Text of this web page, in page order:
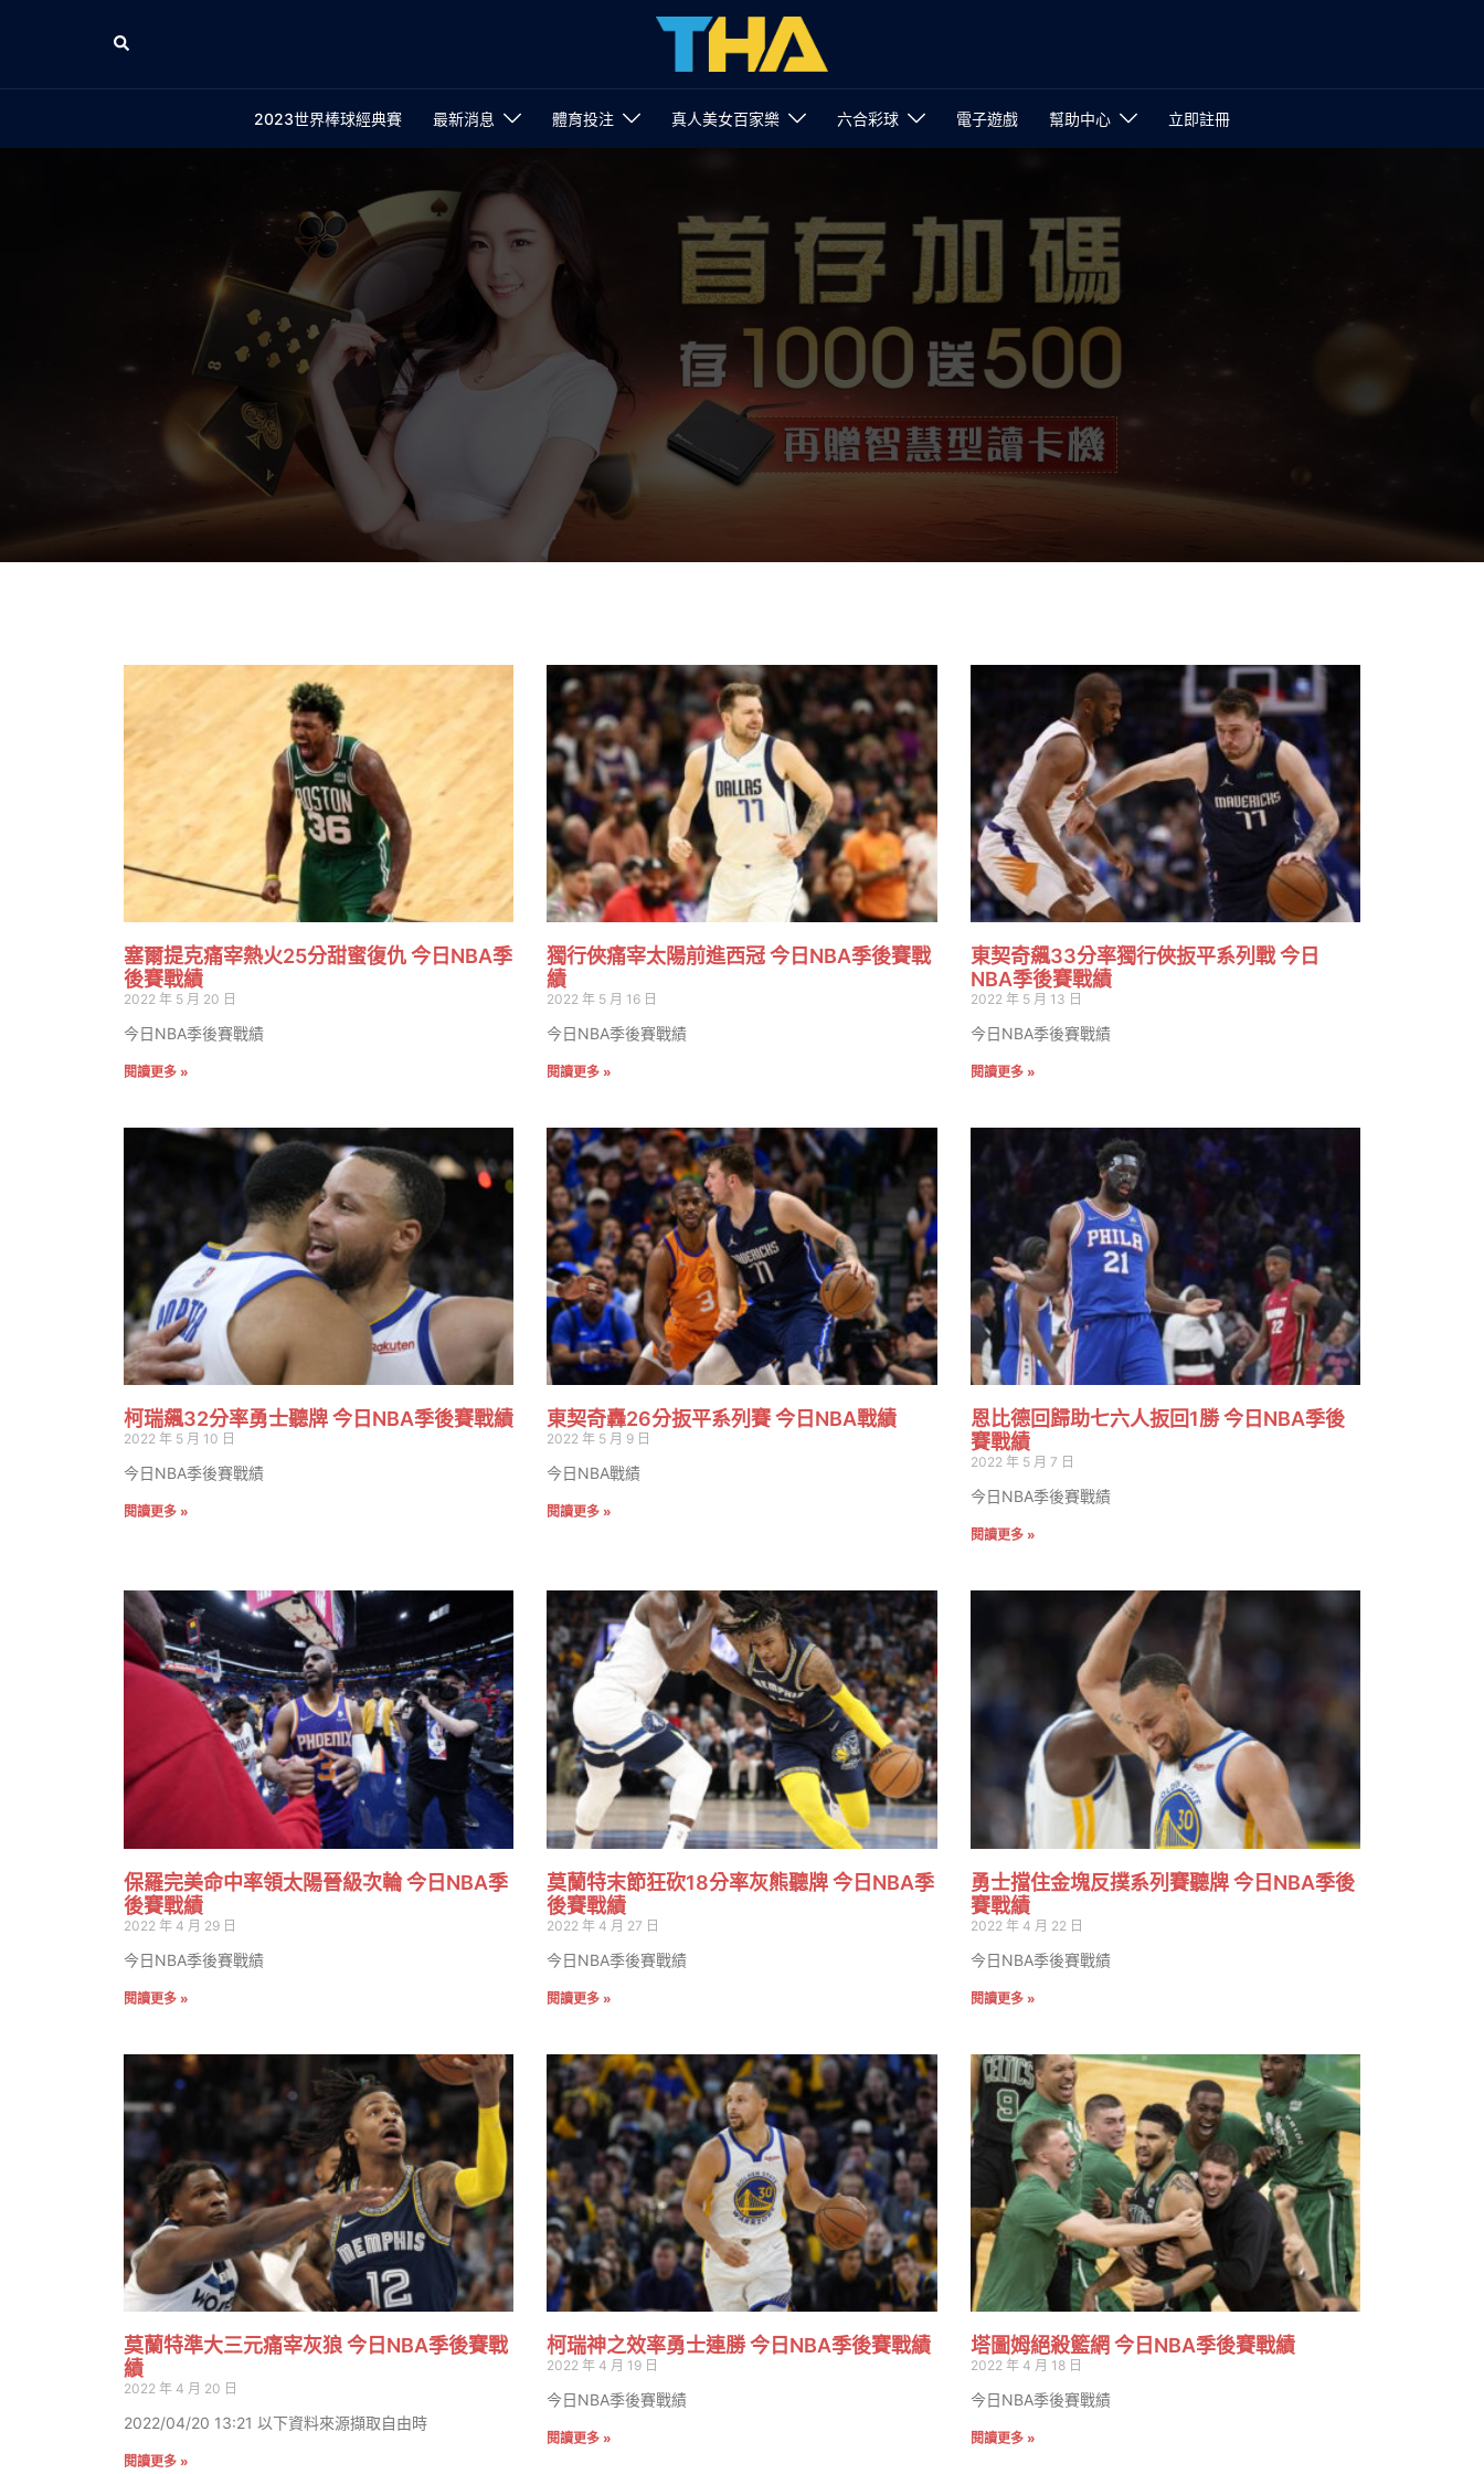
2023世界棒球經典賽 最新消息 體育投注 真人美女百家樂 六合彩球 電子遊戲 幫助中心 立即註冊
塞爾提克痛宰熱火25分甜蜜復仇 今日NBA季
後賽戰績
2022 年 5 月 20 日
今日NBA季後賽戰績
閱讀更多 »
獨行俠痛宰太陽前進西冠 今日NBA季後賽戰
績
2022 年 5 月 16 日
今日NBA季後賽戰績
閱讀更多 »
東契奇飆33分率獨行俠扳平系列戰 今日
NBA季後賽戰績
2022 年 5 月 13 日
今日NBA季後賽戰績
閱讀更多 »
柯瑞飆32分率勇士聽牌 今日NBA季後賽戰績
2022 年 5 月 10 日
今日NBA季後賽戰績
閱讀更多 »
東契奇轟26分扳平系列賽 今日NBA戰績
2022 年 5 月 9 日
今日NBA戰績
閱讀更多 »
恩比德回歸助七六人扳回1勝 今日NBA季後
賽戰績
2022 年 5 月 7 日
今日NBA季後賽戰績
閱讀更多 »
保羅完美命中率領太陽晉級次輪 今日NBA季
後賽戰績
2022 年 4 月 29 日
今日NBA季後賽戰績
閱讀更多 »
莫蘭特末節狂砍18分率灰熊聽牌 今日NBA季
後賽戰績
2022 年 4 月 27 日
今日NBA季後賽戰績
閱讀更多 »
勇士擋住金塊反撲系列賽聽牌 今日NBA季後
賽戰績
2022 年 4 月 22 日
今日NBA季後賽戰績
閱讀更多 »
莫蘭特準大三元痛宰灰狼 今日NBA季後賽戰
績
2022 年 4 月 20 日
2022/04/20 13:21 以下資料來源擷取自由時
閱讀更多 »
柯瑞神之效率勇士連勝 今日NBA季後賽戰績
2022 年 4 月 19 日
今日NBA季後賽戰績
閱讀更多 »
塔圖姆絕殺籃網 今日NBA季後賽戰績
2022 年 4 月 18 日
今日NBA季後賽戰績
閱讀更多 »